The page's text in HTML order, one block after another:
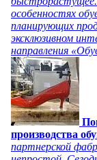
особенностях
планирующих
эксклюзивном
направления
производства
партнерской